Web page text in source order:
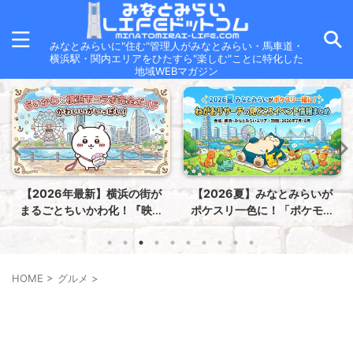
みなとみらいに"住む"管理人がみなとみらい・馬車道・
横浜駅・関内エリアをひたすら"楽しむ"ことに特化した
地域WEBマガジン
【2026年最新】横浜の街が
まるごとちいかわ化！『映画
ちいかわ 人魚の島のひみつ』
in 横浜市コラボ完全攻略ガイ
【2026夏】みなとみらいが
ポケスリ一色に！「ポケモン
ねがおリサーチ」の見どこ
ろ・イベント情報まとめ
HOME > グルメ >